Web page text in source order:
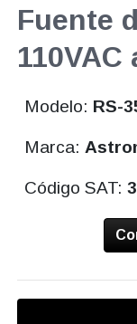
Fuente
110VAC
Modelo: RS-
Marca:
Código SAT: